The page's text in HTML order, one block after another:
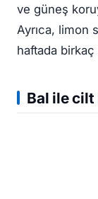
ve güneş
Ayrıca, limon
haftada
Bal ile